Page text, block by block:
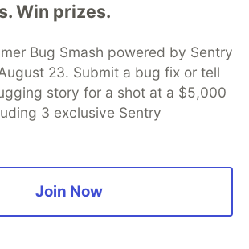
che ho ricevuto da parte di
nei confronti di Genesis è da
Scasciafratte durante lo sviluppo
Win prizes.
Bug Smash powered by Sentry
23. Submit a bug fix or tell
story for a shot at a $5,000
3 exclusive Sentry
Join Now